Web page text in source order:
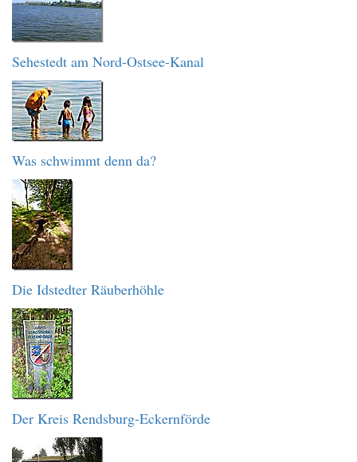
Sehestedt am Nord-Ostsee-Kanal
Was schwimmt denn da?
Die Idstedter Räuberhöhle
Der Kreis Rendsburg-Eckernförde